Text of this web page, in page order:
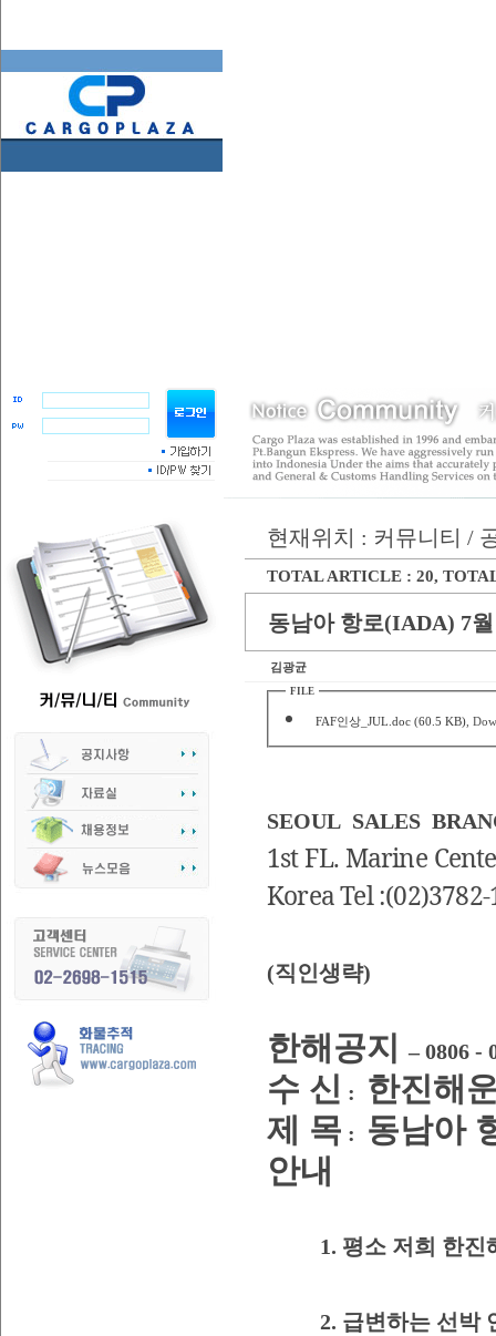
현재위치 : 커뮤니티 /
TOTAL ARTICLE : 20,
동남아 항로(IADA) 7
김광균
FILE
FAF인상_JUL.doc (60.5 KB) ,
SEOUL SALES
1stFL.Marine
KoreaTel
(직인생략)
한해공지– 0806 -
수 신 :
한진해
제 목 :
동남아
안내
1. 평소 저희 한진
2. 급변하는 선박